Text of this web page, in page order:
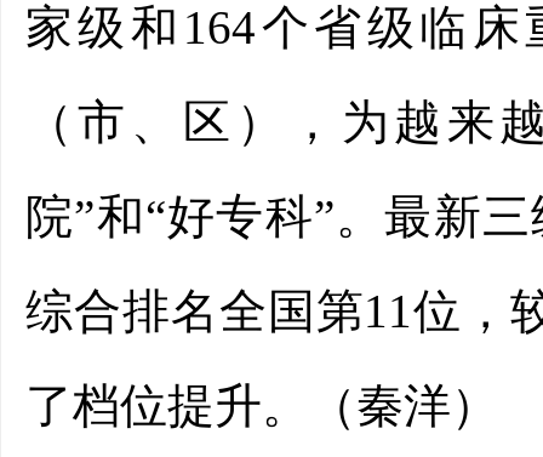
家级和164个省级临
（市、区），为越来
院”和“好专科”。最新
综合排名全国第11位，
了档位提升。（秦洋）